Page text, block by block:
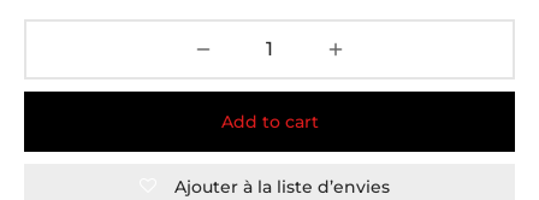
Add to cart
Ajouter à la liste d’envies